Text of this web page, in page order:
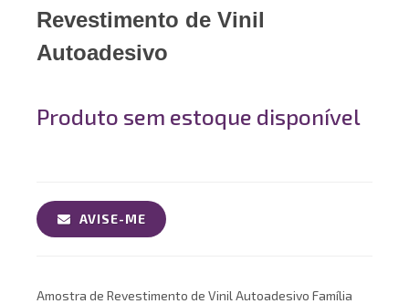
Revestimento de Vinil
Autoadesivo
Produto sem estoque disponível
AVISE-ME
Amostra de Revestimento de Vinil Autoadesivo Família